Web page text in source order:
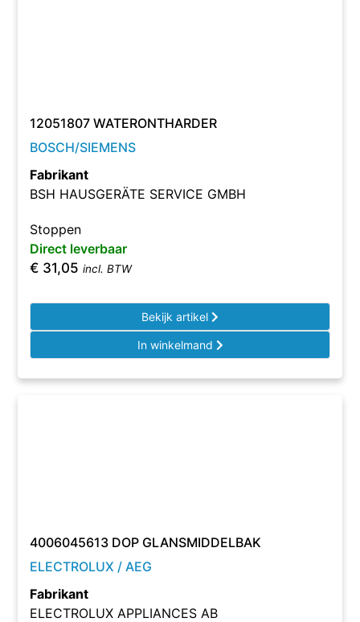
12051807 WATERONTHARDER
BOSCH/SIEMENS
Fabrikant
BSH HAUSGERÄTE SERVICE GMBH
Stoppen
Direct leverbaar
€ 31,05 incl. BTW
Bekijk artikel
In winkelmand
4006045613 DOP GLANSMIDDELBAK
ELECTROLUX / AEG
Fabrikant
ELECTROLUX APPLIANCES AB